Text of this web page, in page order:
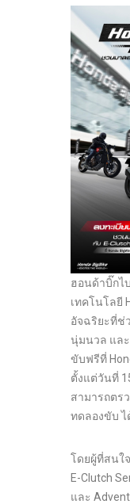
ฮอนด้าบิ๊กไ
เทคโนโลยี
อัจฉริยะที่ช่
นุ่มนวล แล
ขับฟรีที่
ตั้งแต่วันที่
สามารถตร
ทดลองขับ ไ
โดยผู้ที่สนใ
E-Clutch
และ